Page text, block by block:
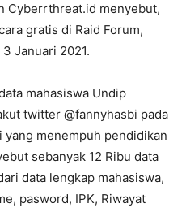
Cyberrthreat.id menyebut,
gratis di Raid Forum,
Januari 2021.
mahasiswa Undip
twitter @fannyhasbi pada
yang menempuh pendidikan
sebanyak 12 Ribu data
data lengkap mahasiswa,
pasword, IPK, Riwayat